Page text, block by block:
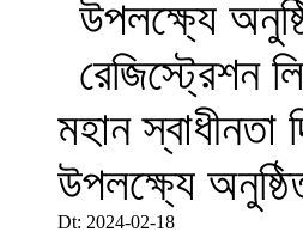
মহান
উপলক্ষ্যে
Dt: 2024-02-18